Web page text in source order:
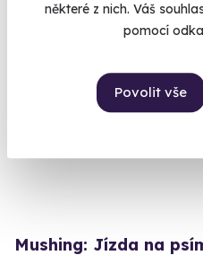
některé z nich. Váš
pomocí
Povolit vše
Mushing: Jízda na